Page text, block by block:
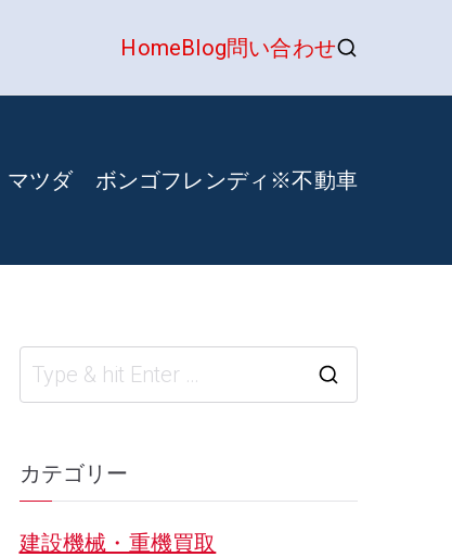
HomeBlog問い合わせ
ツダ ボンゴフレンディ※不動車
r
カテゴリー
建設機械・重機買取